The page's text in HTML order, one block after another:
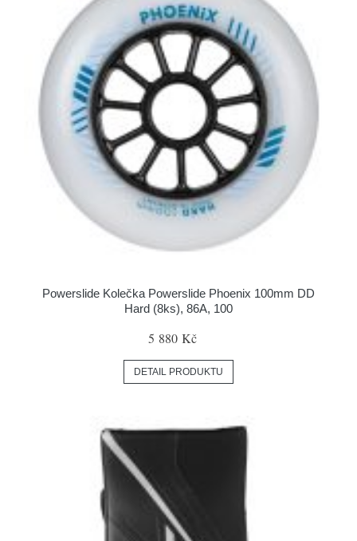
Powerslide Kolečka Powerslide Phoenix 100mm DD
Hard (8ks), 86A, 100
5 880 Kč
DETAIL PRODUKTU